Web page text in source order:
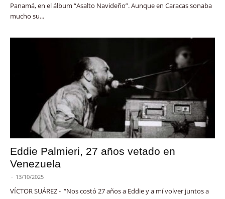
Panamá, en el álbum “Asalto Navideño”. Aunque en Caracas sonaba
mucho su...
Eddie Palmieri, 27 años vetado en
Venezuela
- 13/10/2025
VÍCTOR SUÁREZ - “Nos costó 27 años a Eddie y a mí volver juntos a